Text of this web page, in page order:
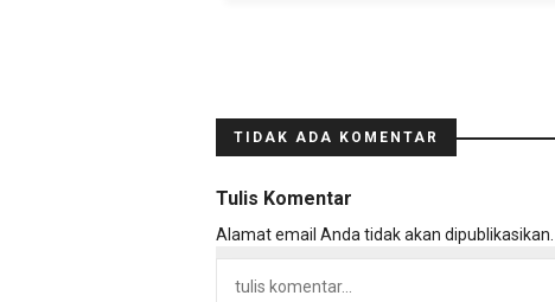
TIDAK ADA KOMENTAR
Tulis Komentar
Alamat email Anda tidak akan dipublikasikan.